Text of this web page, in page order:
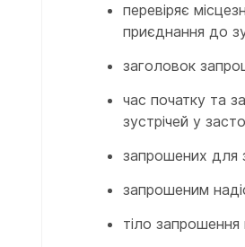
перевіряє
приєднання до
заголовок
час початку та
зустрічей у
запрошених для
запрошеним
тіло запрошення